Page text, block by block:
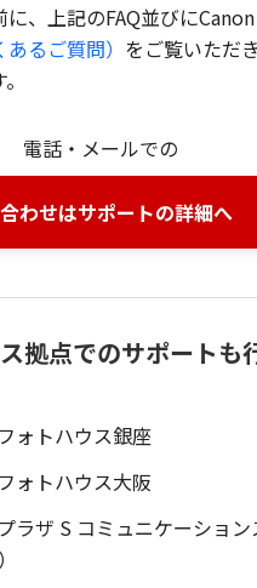
、上記のFAQ並びに
るご質問） をご覧いただ
電話・メールでの
わせはサポートの詳細へ
拠点でのサポートも
ォトハウス銀座
ォトハウス大阪
ラザ S コミュニケーション